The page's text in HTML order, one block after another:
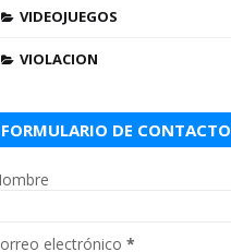
VIDEOJUEGOS
VIOLACION
FORMULARIO DE CONTACTO
electrónico *